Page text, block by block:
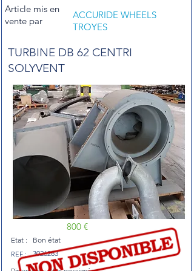
Article mis en
vente par
ACCURIDE WHEELS
TROYES
TURBINE DB 62 CENTRI
SOLYVENT
800 €
Etat : Bon état
REF : 3026283